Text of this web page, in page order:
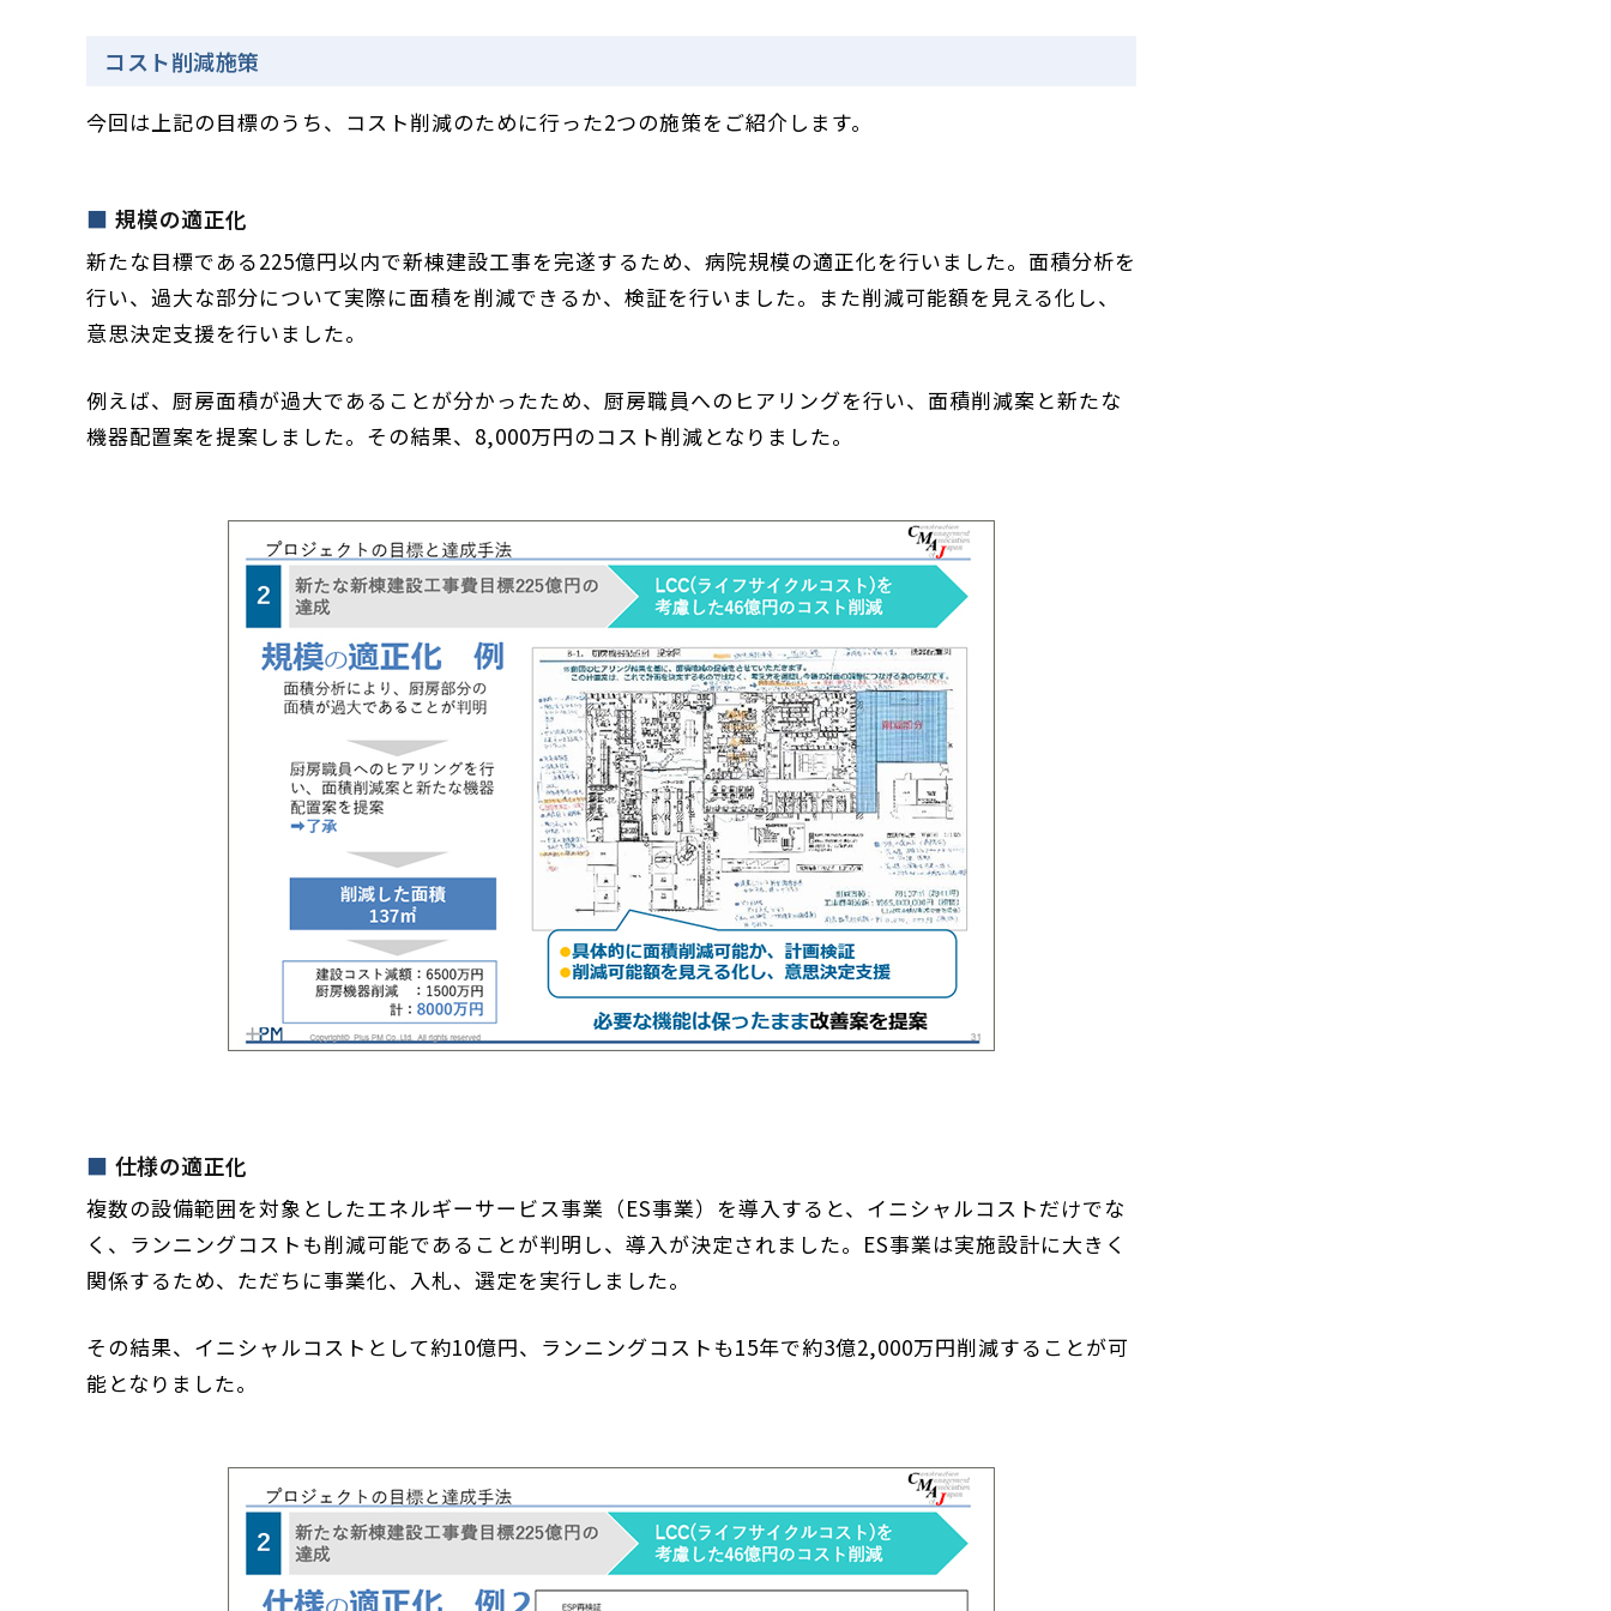
コスト削減施策
今回は上記の目標のうち、コスト削減のために行った2つの施策をご紹介します。
規模の適正化
新たな目標である225億円以内で新棟建設工事を完遂するため、病院規模の適正化を行いました。面積分析を
行い、過大な部分について実際に面積を削減できるか、検証を行いました。また削減可能額を見える化し、
意思決定支援を行いました。
例えば、厨房面積が過大であることが分かったため、厨房職員へのヒアリングを行い、面積削減案と新たな
機器配置案を提案しました。その結果、8,000万円のコスト削減となりました。
仕様の適正化
複数の設備範囲を対象としたエネルギーサービス事業（ES事業）を導入すると、イニシャルコストだけでな
く、ランニングコストも削減可能であることが判明し、導入が決定されました。ES事業は実施設計に大きく
関係するため、ただちに事業化、入札、選定を実行しました。
その結果、イニシャルコストとして約10億円、ランニングコストも15年で約3億2,000万円削減することが可
能となりました。